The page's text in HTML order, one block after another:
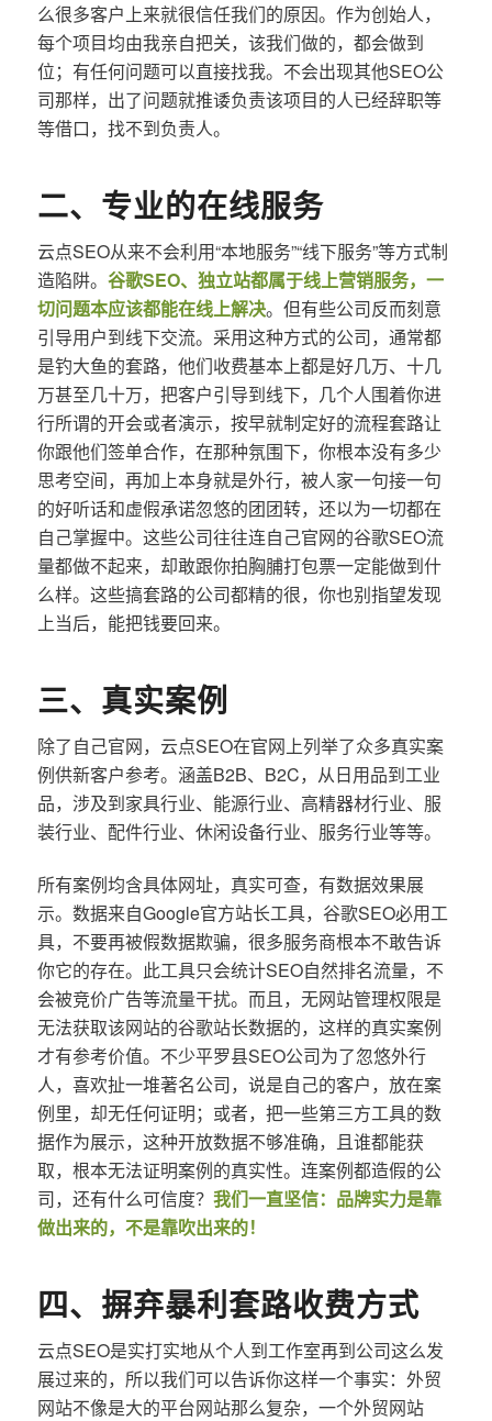
么很多客户上来就很信任我们的原因。作为创始人，
每个项目均由我亲自把关，该我们做的，都会做到
位；有任何问题可以直接找我。不会出现其他SEO公
司那样，出了问题就推诿负责该项目的人已经辞职等
等借口，找不到负责人。
二、专业的在线服务
云点SEO从来不会利用“本地服务”“线下服务”等方式制
造陷阱。 谷歌SEO、独立站都属于线上营销服务，一
切问题本应该都能在线上解决。但有些公司反而刻意
引导用户到线下交流。采用这种方式的公司，通常都
是钓大鱼的套路，他们收费基本上都是好几万、十几
万甚至几十万，把客户引导到线下，几个人围着你进
行所谓的开会或者演示，按早就制定好的流程套路让
你跟他们签单合作，在那种氛围下，你根本没有多少
思考空间，再加上本身就是外行，被人家一句接一句
的好听话和虚假承诺忽悠的团团转，还以为一切都在
自己掌握中。这些公司往往连自己官网的谷歌SEO流
量都做不起来，却敢跟你拍胸脯打包票一定能做到什
么样。这些搞套路的公司都精的很，你也别指望发现
上当后，能把钱要回来。
三、真实案例
除了自己官网，云点SEO在官网上列举了众多真实案
例供新客户参考。涵盖B2B、B2C，从日用品到工业
品，涉及到家具行业、能源行业、高精器材行业、服
装行业、配件行业、休闲设备行业、服务行业等等。
所有案例均含具体网址，真实可查，有数据效果展
示。数据来自Google官方站长工具，谷歌SEO必用工
具，不要再被假数据欺骗，很多服务商根本不敢告诉
你它的存在。此工具只会统计SEO自然排名流量，不
会被竞价广告等流量干扰。而且，无网站管理权限是
无法获取该网站的谷歌站长数据的，这样的真实案例
才有参考价值。不少平罗县SEO公司为了忽悠外行
人，喜欢扯一堆著名公司，说是自己的客户，放在案
例里，却无任何证明；或者，把一些第三方工具的数
据作为展示，这种开放数据不够准确，且谁都能获
取，根本无法证明案例的真实性。连案例都造假的公
司，还有什么可信度？ 我们一直坚信：品牌实力是靠
做出来的，不是靠吹出来的！
四、摒弃暴利套路收费方式
云点SEO是实打实地从个人到工作室再到公司这么发
展过来的，所以我们可以告诉你这样一个事实：外贸
网站不像是大的平台网站那么复杂，一个外贸网站